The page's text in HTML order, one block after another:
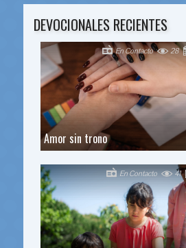
DEVOCIONALES RECIENTES
Amor sin trono
28
En Contacto
41
En Contacto